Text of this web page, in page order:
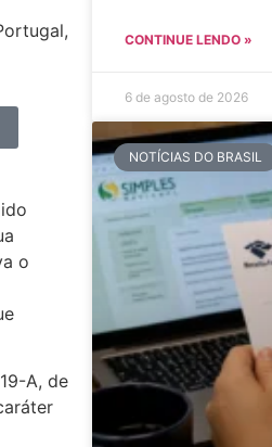
o
A, de
CONTINUE LENDO »
6 de agosto de 2026
NOTÍCIAS DO BRASIL